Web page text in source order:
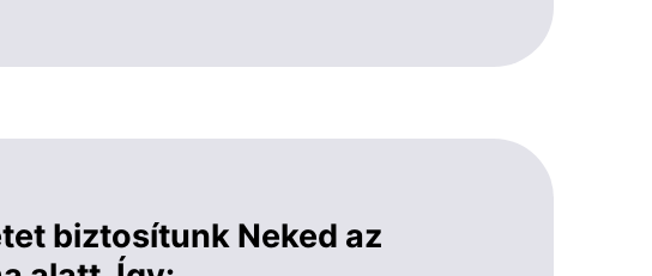
biztosítunk Neked az